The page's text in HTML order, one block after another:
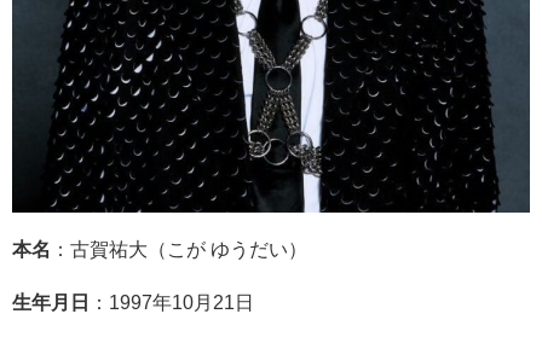
本名 ：古賀祐大（こが ゆうだい）
生年月日 ：1997年10月21日